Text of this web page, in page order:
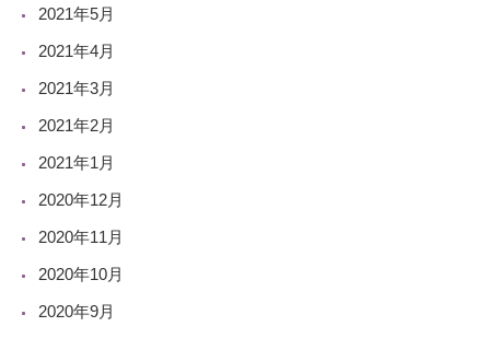
2021年5月
2021年4月
2021年3月
2021年2月
2021年1月
2020年12月
2020年11月
2020年10月
2020年9月